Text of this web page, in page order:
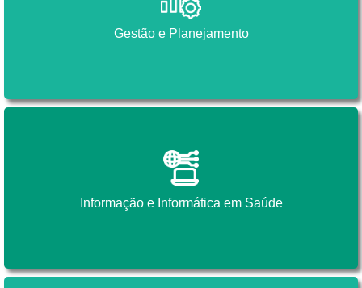
Gestão e Planejamento
Gestão e Planejamento
Informação e Informática em Saúde
Informação e Informática em Saúde